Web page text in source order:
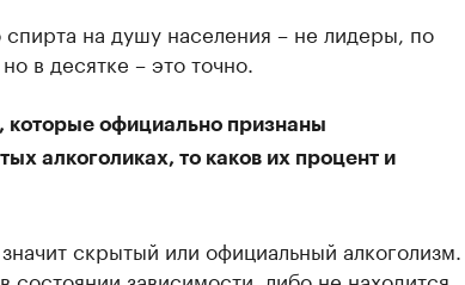
на душу населения – не лидеры, по
в десятке – это точно.
которые официально признаны
алкоголиках, то каков их процент и
скрытый или официальный алкоголизм.